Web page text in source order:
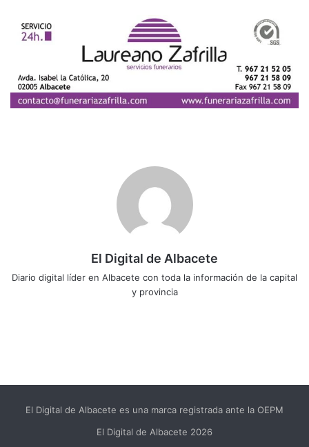
El Digital de Albacete
Diario digital líder en Albacete con toda la información de la capital
y provincia
El Digital de Albacete es una marca registrada ante la OEPM
El Digital de Albacete 2026